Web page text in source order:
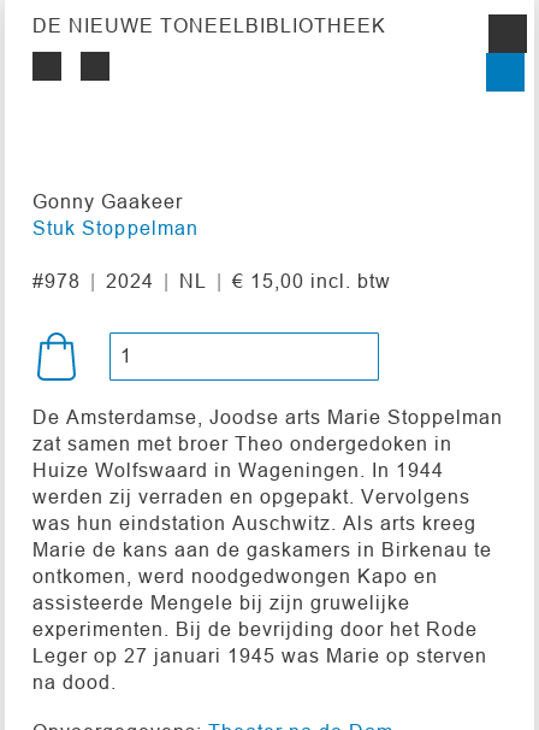
DE NIEUWE TONEELBIBLIOTHEEK
Gonny Gaakeer
Stuk Stoppelman
#978 2024 NL € 15,00 incl. btw
De Amsterdamse, Joodse arts Marie Stoppelman
zat samen met broer Theo ondergedoken in
Huize Wolfswaard in Wageningen. In 1944
werden zij verraden en opgepakt. Vervolgens
was hun eindstation Auschwitz. Als arts kreeg
Marie de kans aan de gaskamers in Birkenau te
ontkomen, werd noodgedwongen Kapo en
assisteerde Mengele bij zijn gruwelijke
experimenten. Bij de bevrijding door het Rode
Leger op 27 januari 1945 was Marie op sterven
na dood.